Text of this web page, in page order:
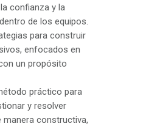
confianza y la
de los equipos.
para construir
enfocados en
un propósito
práctico para
y resolver
manera constructiva,